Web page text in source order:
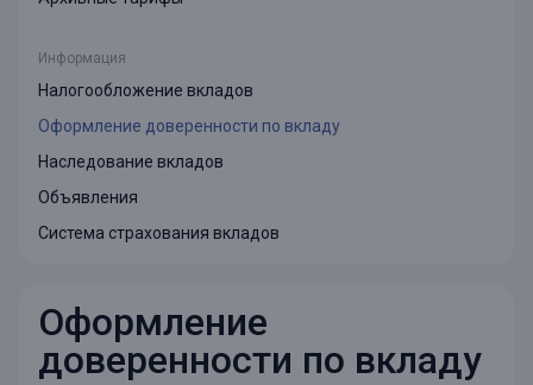
Информация
Налогообложение вкладов
Оформление доверенности по вкладу
Наследование вкладов
Объявления
Система страхования вкладов
Оформление
доверенности по вкладу